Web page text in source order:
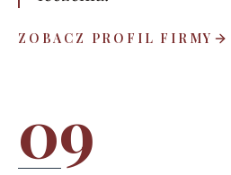
ZOBACZ PROFIL FIRMY
09